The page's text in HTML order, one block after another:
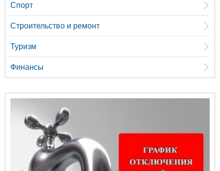
Спорт
Строительство и ремонт
Туризм
Финансы